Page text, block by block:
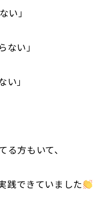
い」
ない」
い」
る方もいて、
践できていました